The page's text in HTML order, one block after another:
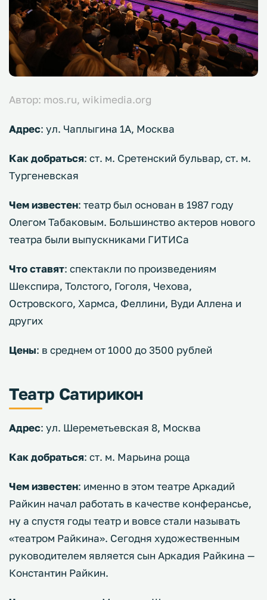
Автор: mos.ru, wikimedia.org
Адрес: ул. Чаплыгина 1А, Москва
Как добраться: ст. м. Сретенский бульвар, ст. м.
Тургеневская
Чем известен: театр был основан в 1987 году
Олегом Табаковым. Большинство актеров нового
театра были выпускниками ГИТИСа
Что ставят: спектакли по произведениям
Шекспира, Толстого, Гоголя, Чехова,
Островского, Хармса, Феллини, Вуди Аллена и
других
Цены: в среднем от 1000 до 3500 рублей
Театр Сатирикон
Адрес: ул. Шереметьевская 8, Москва
Как добраться: ст. м. Марьина роща
Чем известен: именно в этом театре Аркадий
Райкин начал работать в качестве конферансье,
ну а спустя годы театр и вовсе стали называть
«театром Райкина». Сегодня художественным
руководителем является сын Аркадия Райкина —
Константин Райкин.